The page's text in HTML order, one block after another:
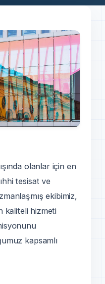
olanlar için en
tesisat ve
ekibimiz,
kaliteli hizmeti
kapsamlı